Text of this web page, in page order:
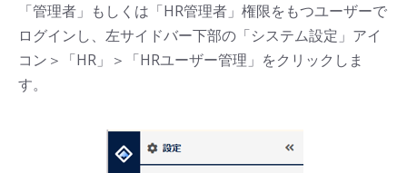
「管理者」もしくは「HR管理者」権限をもつユーザーで
ログインし、左サイドバー下部の「システム設定」アイ
コン＞「HR」＞「HRユーザー管理」をクリックしま
す。